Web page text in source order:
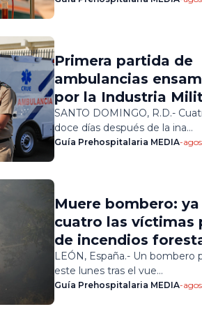
Primera partida de
ambulancias
por la Industria
Dominicana
SANTO DOMINGO, R.D.-
doce días después de la ina…
Guía Prehospitalaria MEDIA-
Muere bombero: ya
cuatro las víctimas
de incendios
LEÓN, España.- Un bombero
este lunes tras el vue…
Guía Prehospitalaria MEDIA-